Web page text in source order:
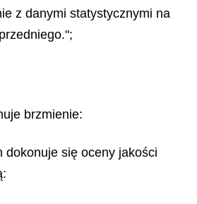
z danymi statystycznymi na
brzmienie:
dokonuje się oceny jakości